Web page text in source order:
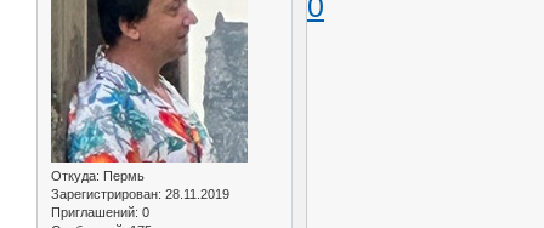
Откуда: Пермь
Зарегистрирован: 28.11.2019
Приглашений: 0